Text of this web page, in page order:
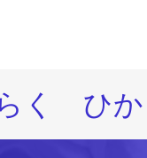
く ひか